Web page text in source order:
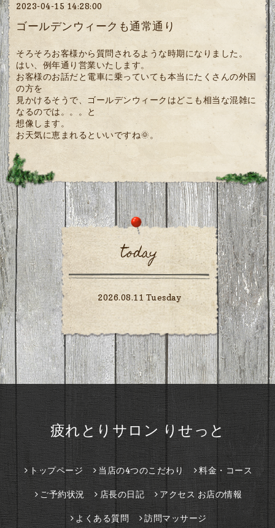
2023-04-15 14:28:00
ゴールデンウィークも通常通り
そろそろお客様から質問されるような時期になりました。
はい、例年通り営業いたします。
お客様のお話だと電車に乗っていても本当にたくさんの外国
の方を
見かけるそうで、ゴールデンウィークはどこも相当な混雑に
なるのでは。。。と
想像します。
お天気に恵まれるといいですね🌞。
today
2026.08.11 Tuesday
疲れとりサロン りせっと
トップページ 当店の4つのこだわり 料金・コース
ご予約状況 店長の日記 アクセス お店の情報
よくある質問 訪問マッサージ